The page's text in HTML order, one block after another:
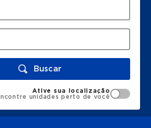
Buscar
Ative sua localização
unidades perto de você